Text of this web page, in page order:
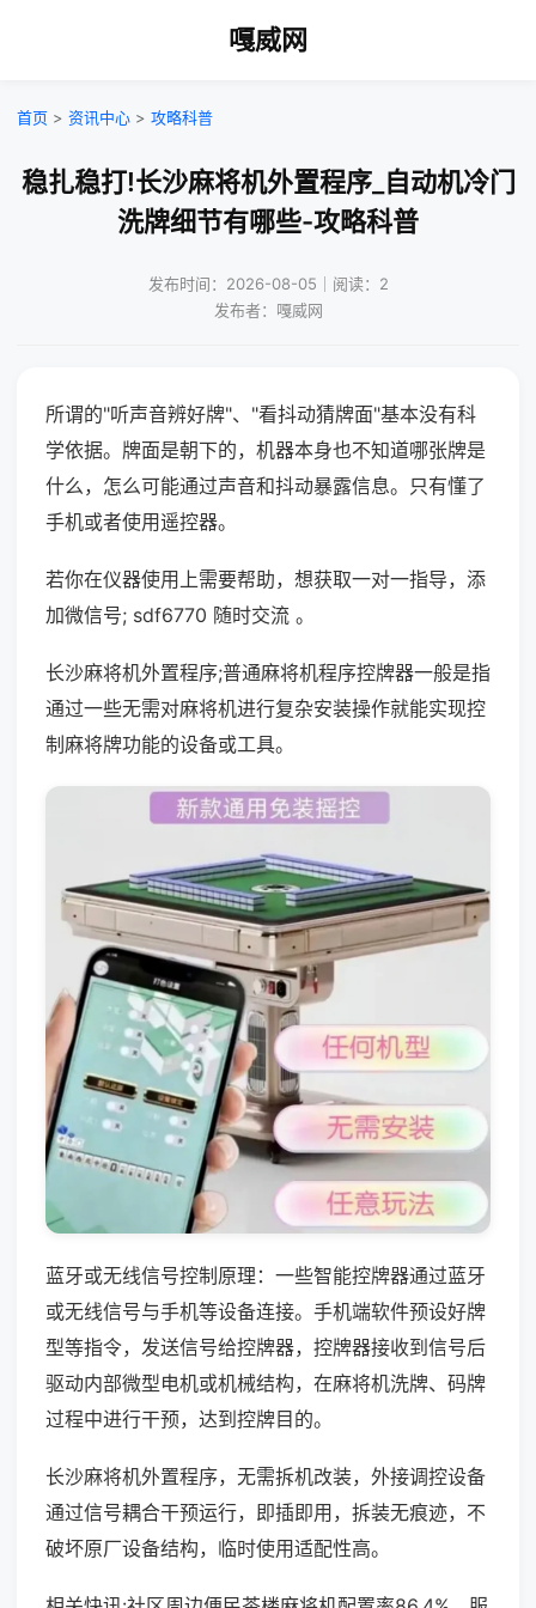
嘎威网
首页 > 资讯中心 > 攻略科普
稳扎稳打!长沙麻将机外置程序_自动机冷门
洗牌细节有哪些-攻略科普
发布时间：2026-08-05｜阅读：2
发布者：嘎威网
所谓的"听声音辨好牌"、"看抖动猜牌面"基本没有科
学依据。牌面是朝下的，机器本身也不知道哪张牌是
什么，怎么可能通过声音和抖动暴露信息。只有懂了
手机或者使用遥控器。
若你在仪器使用上需要帮助，想获取一对一指导，添
加微信号; sdf6770 随时交流 。
长沙麻将机外置程序;普通麻将机程序控牌器一般是指
通过一些无需对麻将机进行复杂安装操作就能实现控
制麻将牌功能的设备或工具。
蓝牙或无线信号控制原理：一些智能控牌器通过蓝牙
或无线信号与手机等设备连接。手机端软件预设好牌
型等指令，发送信号给控牌器，控牌器接收到信号后
驱动内部微型电机或机械结构，在麻将机洗牌、码牌
过程中进行干预，达到控牌目的。
长沙麻将机外置程序，无需拆机改装，外接调控设备
通过信号耦合干预运行，即插即用，拆装无痕迹，不
破坏原厂设备结构，临时使用适配性高。